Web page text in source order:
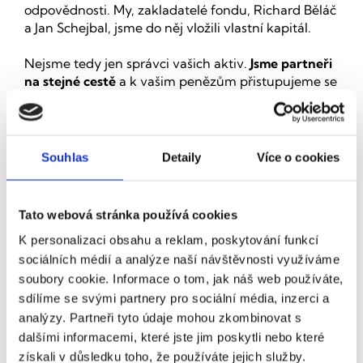
Souhlas Detaily Více o cookies
Tato webová stránka používá cookies
K personalizaci obsahu a reklam, poskytování funkcí
sociálních médií a analýze naší návštěvnosti využíváme
soubory cookie. Informace o tom, jak náš web používáte,
sdílíme se svými partnery pro sociální média, inzerci a
analýzy. Partneři tyto údaje mohou zkombinovat s
dalšími informacemi, které jste jim poskytli nebo které
získali v důsledku toho, že používáte jejich služby.
odpovědnosti. My, zakladatelé fondu, Richard Běláč
a Jan Schejbal, jsme do něj vložili vlastní kapitál.
Nejsme tedy jen správci vašich aktiv. Jsme partneři
na stejné cestě a k vašim penězům přistupujeme se
růst
Naše rozhodnutí nestojí na pocitech, ale na tvrdých
datech a hluboké znalosti trhu. Používáme vlastní
analytické modely, kde kombinujeme čísla s našimi
praktickými zkušenostmi. Zároveň víme, že pro
dlouhodobý úspěch je klíčová osobní motivace. Náš
úspěch je přímo propojen s tím vaším.
Investujeme výhradně v ČR. Do komerčních budov,
retail parků, domů pro seniory a energetických